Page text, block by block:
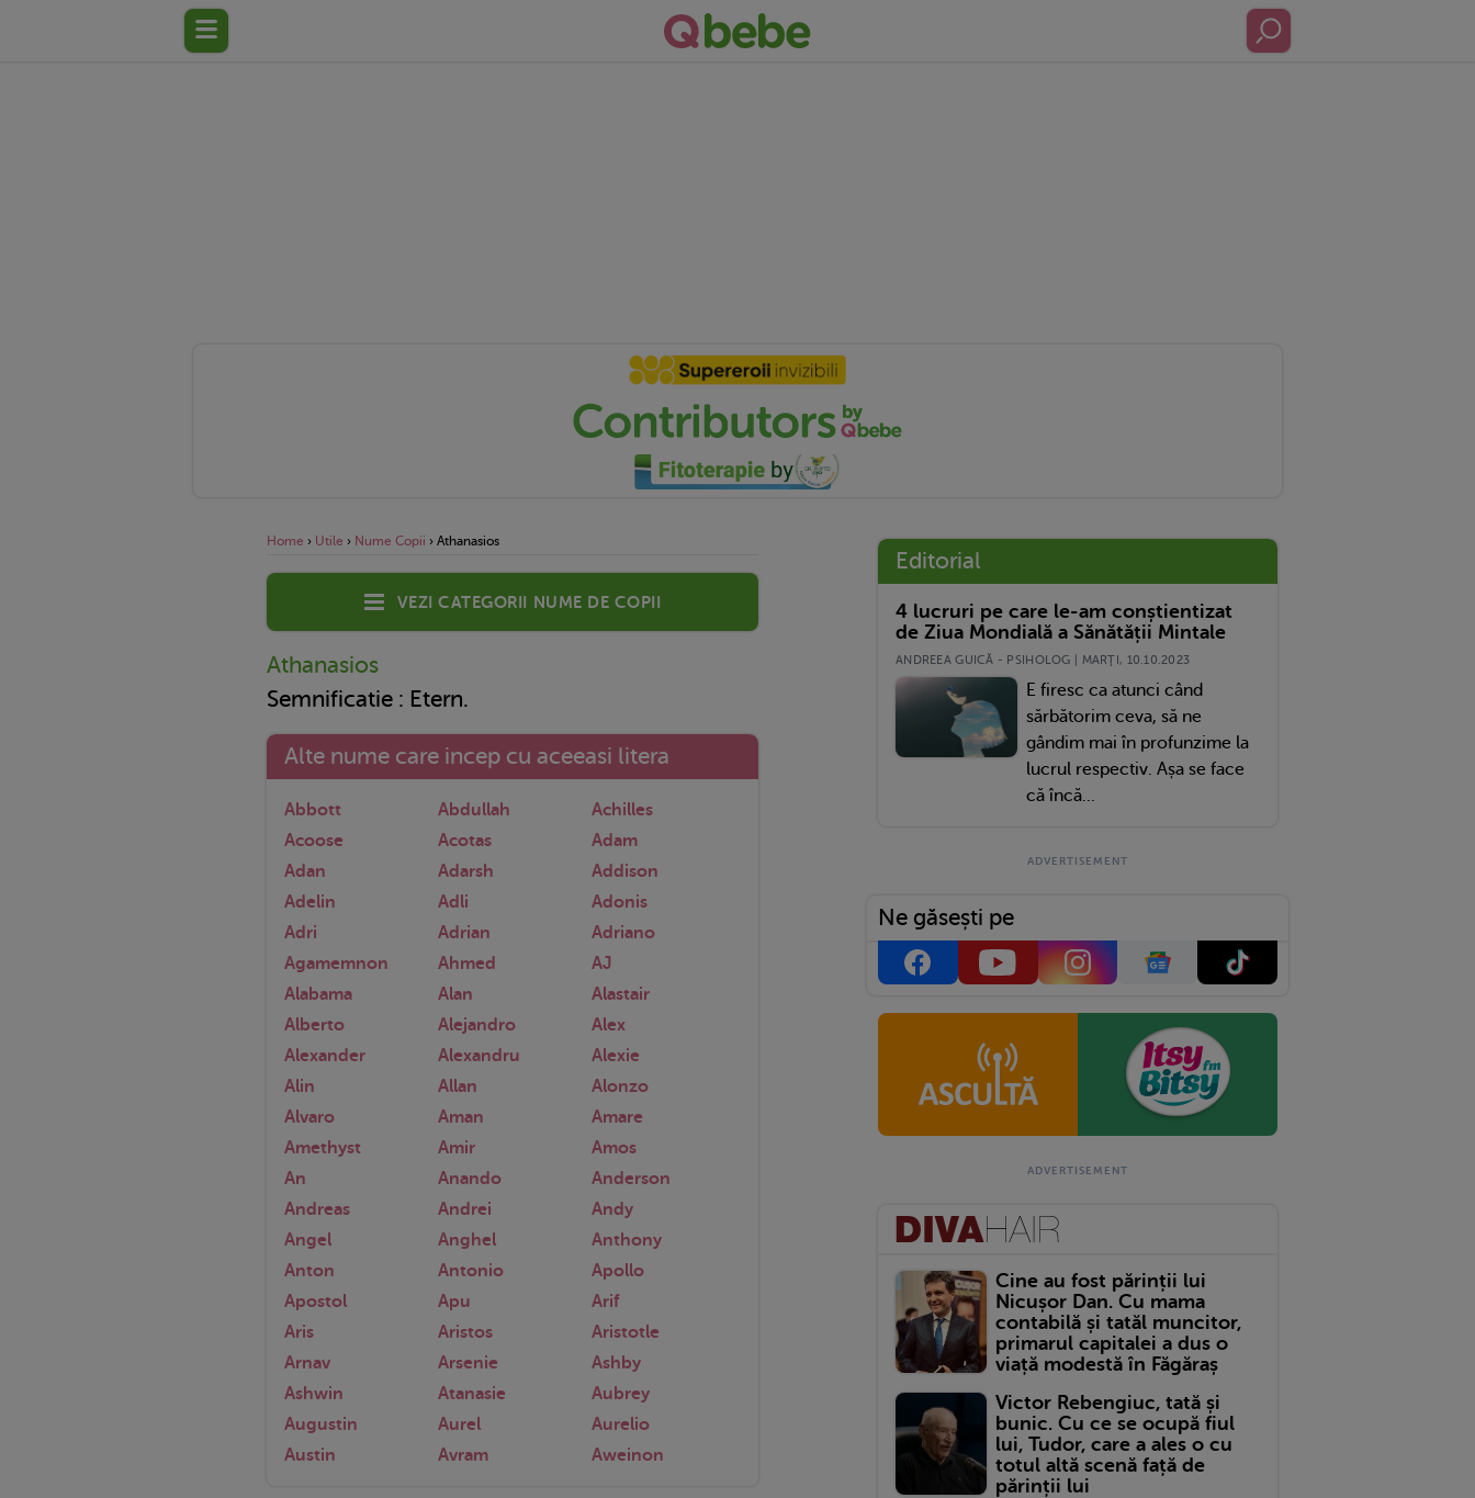
Home › Utile › Nume Copii › Athanasios
Vezi categorii nume de copii
Athanasios
Semnificatie : Etern.
Alte nume care incep cu aceeasi litera
Abbott Abdullah
Achilles
Acoose
Acotas
Adam
Adan
Adarsh
Addison
Adelin
Adli
Adonis
Adri
Adrian
Adriano
Agamemnon
Ahmed
AJ
Alabama
Alan
Alastair
Alberto
Alejandro
Alex
Alexander
Alexandru
Alexie
Alin
Allan
Alonzo
Alvaro
Aman
Amare
Amethyst
Amir
Amos
An
Anando
Anderson
Andreas
Andrei
Andy
Angel
Anghel
Anthony
Anton
Antonio
Apollo
Apostol
Apu
Arif
Aris
Aristos
Aristotle
Arnav
Arsenie
Ashby
Ashwin
Atanasie
Aubrey
Augustin
Aurel
Aurelio
Austin
Avram Aweinon
Editorial
4 lucruri pe care le-am conștientizat
de Ziua Mondială a Sănătății Mintale
ANDREEA GUICĂ - PSIHOLOG | MARŢI, 10.10.2023
E firesc ca atunci când
sărbătorim ceva, să ne
gândim mai în profunzime la
lucrul respectiv. Așa se face
că încă...
Ne găsești pe
Cine au fost părinții lui
Nicușor Dan. Cu mama
contabilă și tatăl muncitor,
primarul capitalei a dus o
viață modestă în Făgăraș
Victor Rebengiuc, tată și
bunic. Cu ce se ocupă fiul
lui, Tudor, care a ales o cu
totul altă scenă față de
părinții lui